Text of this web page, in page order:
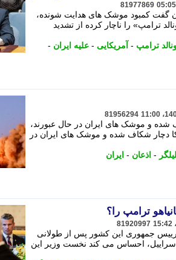
81977869
گفت کمبود موشک های هدایت شونده،
ترامپ» را ناچار کرده از تشدید
ترامپ - آمریکایی - علیه ایران -
81956294
شده و موشک های ایران در حال عبورند،
دچار شکاف شده و موشک های ایران در
- اذعان - ایران
ترامپ را؟
81920997
رییس جمهوری این کشور پس از طولانی
احساس می کند نخست وزیر این